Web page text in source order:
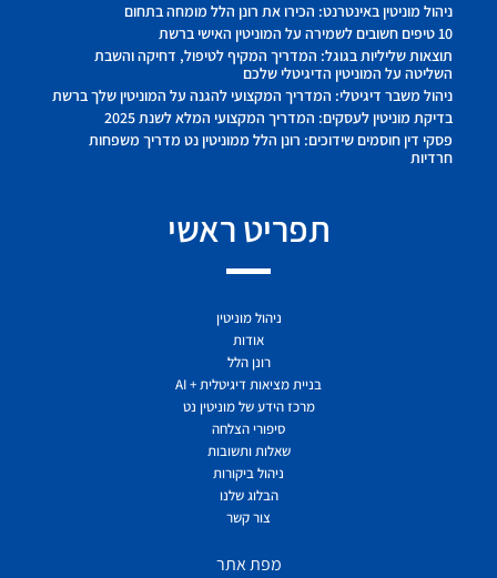
ניהול מוניטין באינטרנט: הכירו את רונן הלל מומחה בתחום
10 טיפים חשובים לשמירה על המוניטין האישי ברשת
תוצאות שליליות בגוגל: המדריך המקיף לטיפול, דחיקה והשבת
השליטה על המוניטין הדיגיטלי שלכם
ניהול משבר דיגיטלי: המדריך המקצועי להגנה על המוניטין שלך ברשת
בדיקת מוניטין לעסקים: המדריך המקצועי המלא לשנת 2025
פסקי דין חוסמים שידוכים: רונן הלל ממוניטין נט מדריך משפחות
חרדיות
תפריט ראשי
ניהול מוניטין
אודות
רונן הלל
בניית מציאות דיגיטלית + AI
מרכז הידע של מוניטין נט
סיפורי הצלחה
שאלות ותשובות
ניהול ביקורות
הבלוג שלנו
צור קשר
מפת אתר